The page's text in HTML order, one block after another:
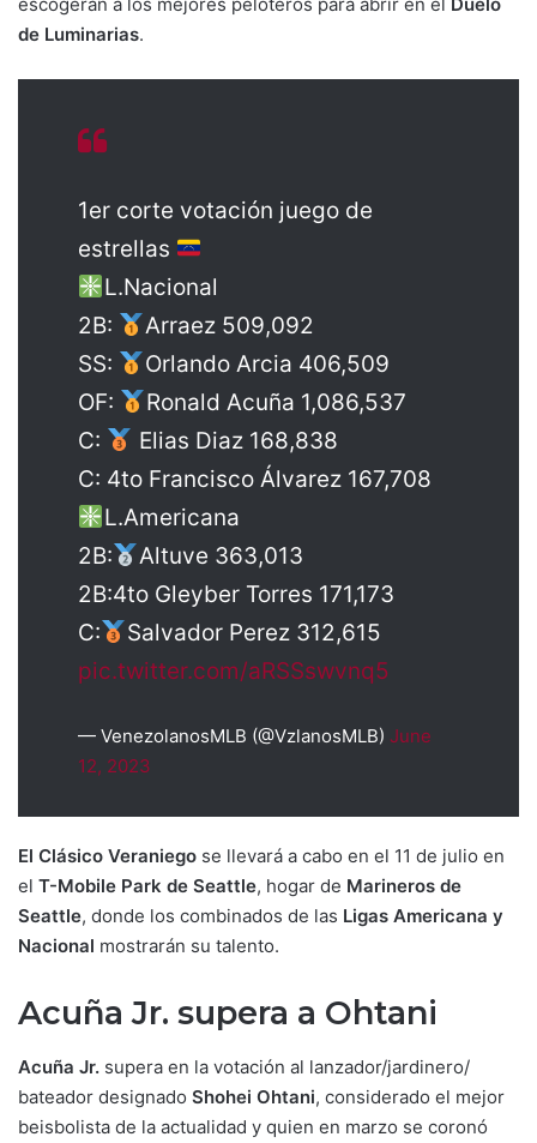
de Luminarias.
1er corte votación juego de
estrellas
L.Nacional
2B:
Arraez 509,092
SS:
Orlando Arcia 406,509
OF:
Ronald Acuña 1,086,537
C:
Elias Diaz 168,838
C: 4to Francisco Álvarez 167,708
L.Americana
2B:
Altuve 363,013
2B:4to Gleyber Torres 171,173
C:
Salvador Perez 312,615
pic.twitter.com/aRSSswvnq5
— VenezolanosMLB (@VzlanosMLB) June
12, 2023
El Clásico Veraniego se llevará a cabo en el 11 de julio en
el T-Mobile Park de Seattle, hogar de Marineros de
Seattle, donde los combinados de las Ligas Americana y
Nacional mostrarán su talento.
Acuña Jr. supera a Ohtani
Acuña Jr. supera en la votación al lanzador/jardinero/
bateador designado Shohei Ohtani, considerado el mejor
beisbolista de la actualidad y quien en marzo se coronó